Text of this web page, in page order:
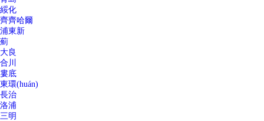
綏化
齊齊哈爾
浦東新
薊
大良
合川
婁底
東環(huán)
長治
洛浦
三明